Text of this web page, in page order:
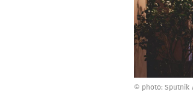
© photo: Sputnik